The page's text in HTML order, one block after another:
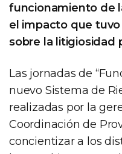
funcionamiento de
el impacto que
sobre la litigiosidad
Las jornadas de
nuevo Sistema de
realizadas por la
Coordinación de
concientizar a los